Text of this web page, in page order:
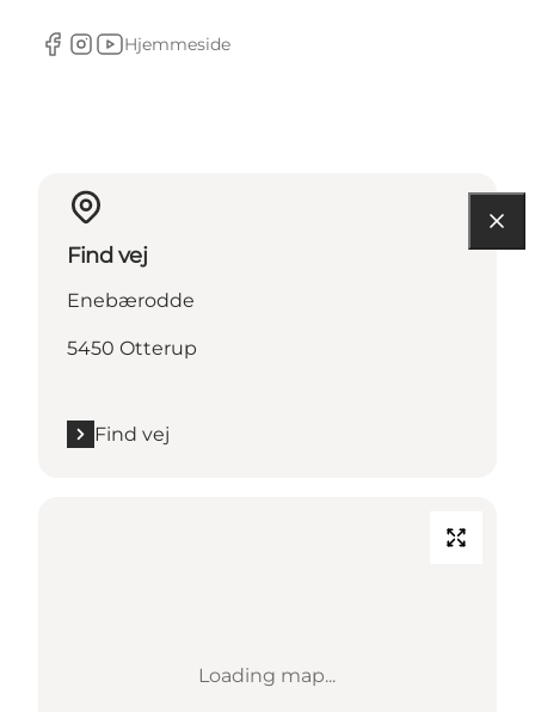
Facebook
Instagram
Youtube
Hjemmeside
Find vej
Enebærodde
5450 Otterup
Find vej
Loading map...